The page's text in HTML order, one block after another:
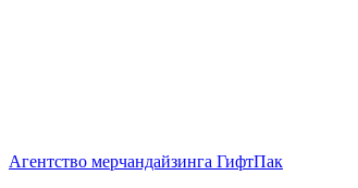
Агентство мерчандайзинга ГифтПак